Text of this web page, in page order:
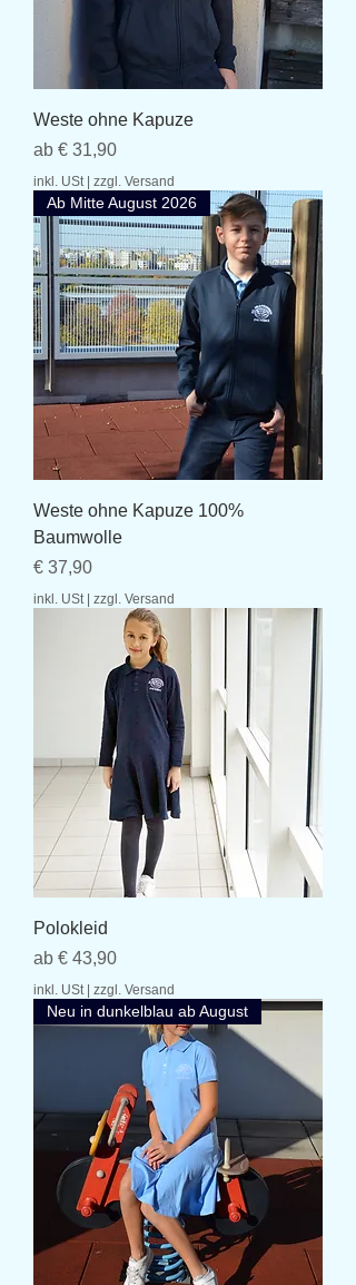
Weste ohne Kapuze
ab € 31,90
Sale-Preis
inkl. USt| zzgl. Versand
Ab Mitte August 2026
Weste ohne Kapuze 100%
Baumwolle
Preis
€ 37,90
inkl. USt| zzgl. Versand
Polokleid
ab € 43,90
Sale-Preis
inkl. USt| zzgl. Versand
Neu in dunkelblau ab August